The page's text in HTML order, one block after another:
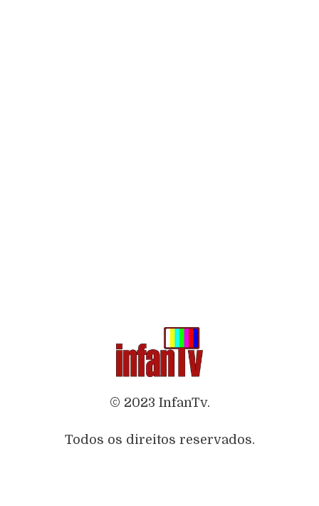
© 2023 InfanTv.
Todos os direitos reservados.